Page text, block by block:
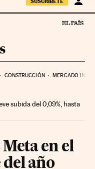
CONSTRUCCIÓN MERCADO
subida del 0,09%, hasta
en el
año